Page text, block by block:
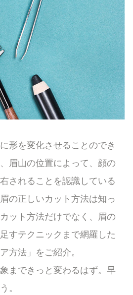
形を変化させることのでき
眉山の位置によって、顔の
されることを認識している
の正しいカット方法は知っ
ット方法だけでなく、眉の
すテクニックまで網羅した
方法」をご紹介。
まできっと変わるはず。早
。